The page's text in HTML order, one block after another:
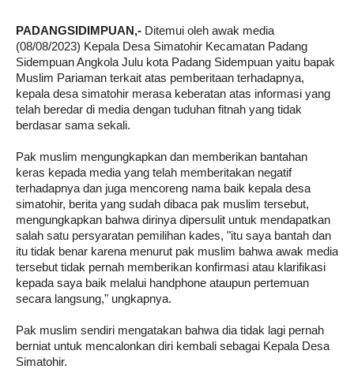
PADANGSIDIMPUAN,- Ditemui oleh awak media
(08/08/2023) Kepala Desa Simatohir Kecamatan Padang
Sidempuan Angkola Julu kota Padang Sidempuan yaitu bapak
Muslim Pariaman terkait atas pemberitaan terhadapnya,
kepala desa simatohir merasa keberatan atas informasi yang
telah beredar di media dengan tuduhan fitnah yang tidak
berdasar sama sekali.
Pak muslim mengungkapkan dan memberikan bantahan
keras kepada media yang telah memberitakan negatif
terhadapnya dan juga mencoreng nama baik kepala desa
simatohir, berita yang sudah dibaca pak muslim tersebut,
mengungkapkan bahwa dirinya dipersulit untuk mendapatkan
salah satu persyaratan pemilihan kades, "itu saya bantah dan
itu tidak benar karena menurut pak muslim bahwa awak media
tersebut tidak pernah memberikan konfirmasi atau klarifikasi
kepada saya baik melalui handphone ataupun pertemuan
secara langsung," ungkapnya.
Pak muslim sendiri mengatakan bahwa dia tidak lagi pernah
berniat untuk mencalonkan diri kembali sebagai Kepala Desa
Simatohir.